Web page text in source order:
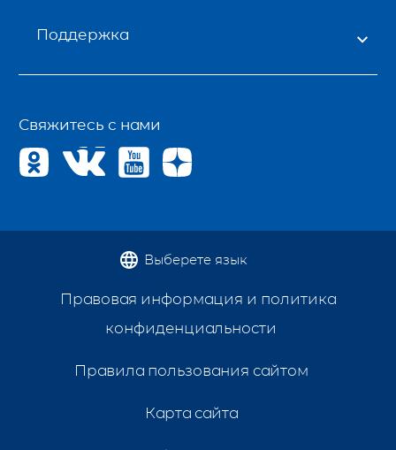
Свяжитесь с нами
Поддержка
Правовая информация и политика
конфиденциальности
Правила пользования сайтом
Карта сайта
Выберете язык